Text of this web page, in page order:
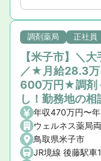
調剤薬局 正社員
【米子市】＼
／★月給28.3万
600万円★調剤
し！勤務地の相
年収470万円〜
ウェルネス薬局
鳥取県米子市
JR境線 後藤駅車